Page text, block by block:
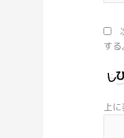
する
上に